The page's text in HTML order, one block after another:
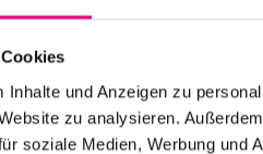
und Anzeigen zu
zu analysieren.
soziale Medien, Werbung und